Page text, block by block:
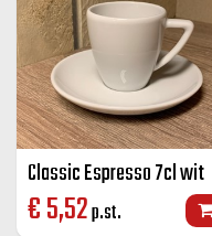
Classic Espresso 7cl wit
€5,52p.st.